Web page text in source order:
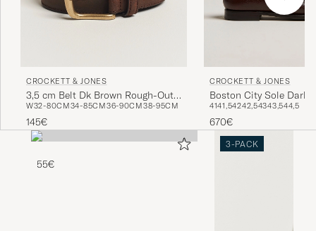
CROCKETT & JONES
3,5 cm Belt Dk Brown Rough-Out
Suede
W32-80CM34-85CM36-90CM38-95CM
145€
CROCKETT & JONES
Boston City Sole Dark
4141,54242,54343,544,5
670€
55€
3-PACK